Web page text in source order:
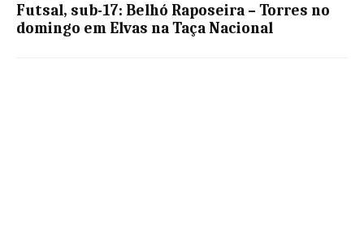
Futsal, sub-17: Belhó Raposeira – Torres no
domingo em Elvas na Taça Nacional